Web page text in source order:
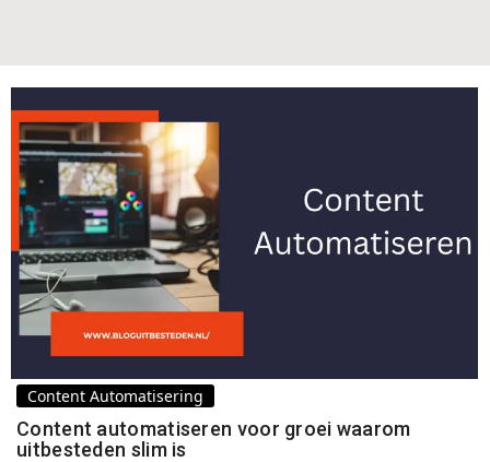
Content Automatisering
Content automatiseren voor groei waarom
uitbesteden slim is